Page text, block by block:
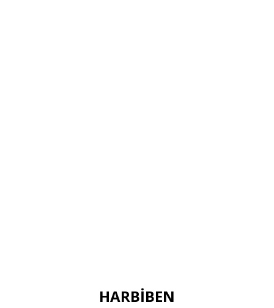
HARBİBEN